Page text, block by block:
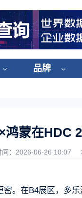
品牌
蒙在HDC
间：2026-06-26 10:07
。在B4展区，多